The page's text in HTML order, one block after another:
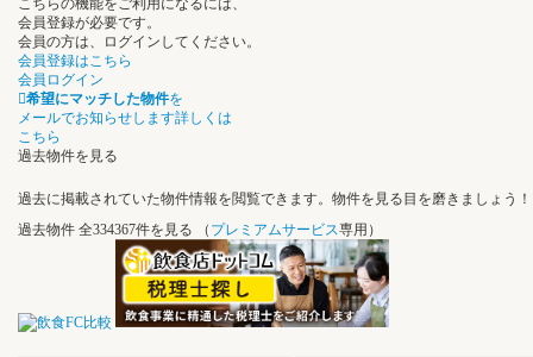
こちらの機能をご利用になるには、
会員登録が必要です。
会員の方は、ログインしてください。
会員登録はこちら
会員ログイン
希望にマッチした物件を
メールでお知らせします詳しくは
こちら
過去物件を見る
過去に掲載されていた物件情報を閲覧できます。物件を見る目を磨きましょう！
過去物件 全334367件を見る （ プレミアムサービス専用）